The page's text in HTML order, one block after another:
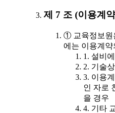
제 7 조 (이용계
① 교육정보원
에는 이용계
1. 설비
2. 기술
3. 이용
인 자로
을 경우
4. 기타